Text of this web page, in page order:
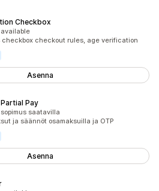
Checkbox
checkbox checkout rules, age verification
Asenna
Pay
saatavilla
ja säännöt osamaksuilla ja OTP
Asenna